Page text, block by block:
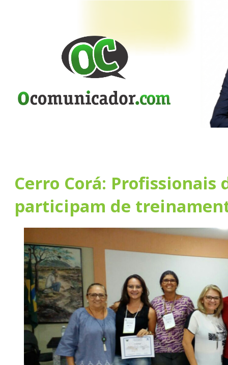
Cerro Corá: Profissionais
participam de